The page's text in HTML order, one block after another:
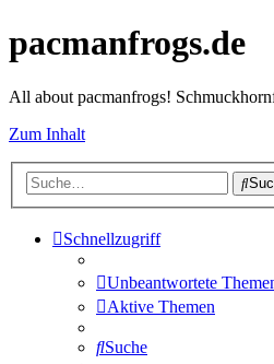
pacmanfrogs.de
All about pacmanfrogs!
Zum Inhalt
Schnellzugriff
Unbeantwortete
Aktive Themen
Suche